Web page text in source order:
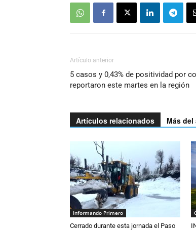
Artículo anterior
5 casos y 0,43% de positividad por
reportaron este martes en la región
Artículos relacionados Más
Informando Primero
Cerrado durante esta jornada el Paso